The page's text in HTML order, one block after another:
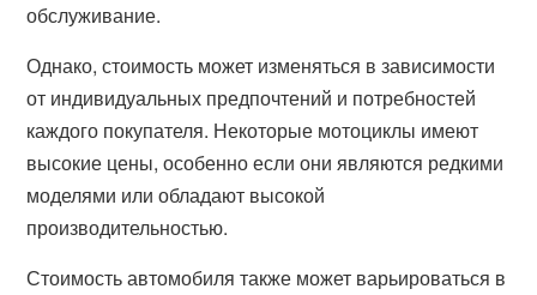
обслуживание.
Однако, стоимость может изменяться в зависимости
от индивидуальных предпочтений и потребностей
каждого покупателя. Некоторые мотоциклы имеют
высокие цены, особенно если они являются редкими
моделями или обладают высокой
производительностью.
Стоимость автомобиля также может варьироваться в